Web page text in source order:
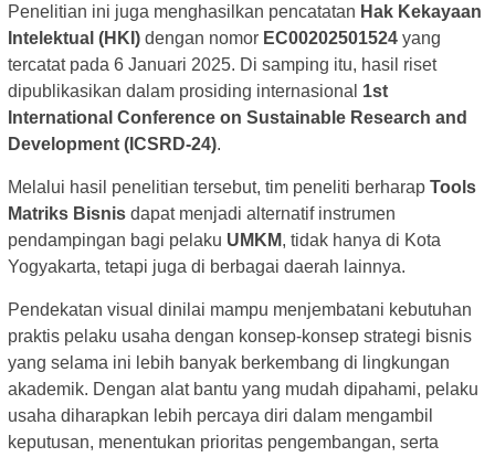
Penelitian ini juga menghasilkan pencatatan Hak Kekayaan
Intelektual (HKI) dengan nomor EC00202501524 yang
tercatat pada 6 Januari 2025. Di samping itu, hasil riset
dipublikasikan dalam prosiding internasional 1st
International Conference on Sustainable Research and
Development (ICSRD-24).
Melalui hasil penelitian tersebut, tim peneliti berharap Tools
Matriks Bisnis dapat menjadi alternatif instrumen
pendampingan bagi pelaku UMKM, tidak hanya di Kota
Yogyakarta, tetapi juga di berbagai daerah lainnya.
Pendekatan visual dinilai mampu menjembatani kebutuhan
praktis pelaku usaha dengan konsep-konsep strategi bisnis
yang selama ini lebih banyak berkembang di lingkungan
akademik. Dengan alat bantu yang mudah dipahami, pelaku
usaha diharapkan lebih percaya diri dalam mengambil
keputusan, menentukan prioritas pengembangan, serta